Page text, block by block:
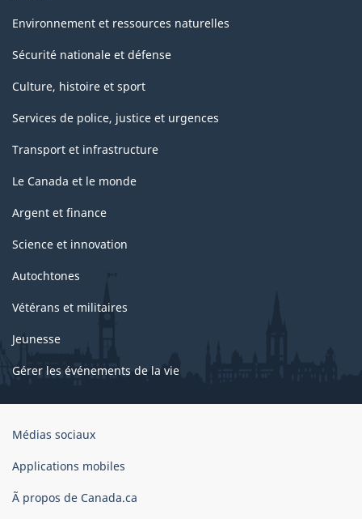
Environnement et ressources naturelles
Sécurité nationale et défense
Culture, histoire et sport
Services de police, justice et urgences
Transport et infrastructure
Le Canada et le monde
Argent et finance
Science et innovation
Autochtones
Vétérans et militaires
Jeunesse
Gérer les événements de la vie
Organisation
gouvernement
Canada
Médias sociaux
Applications mobiles
Ã propos de Canada.ca